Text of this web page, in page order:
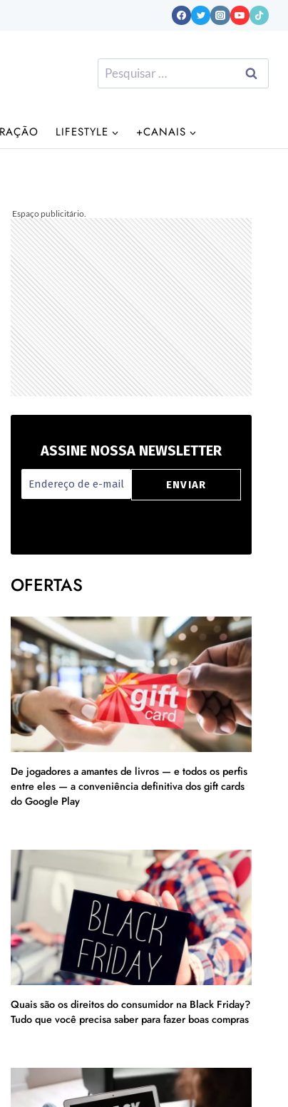
Pesquisar
por:
LIFESTYLE +CANAIS
ASSINE NOSSA NEWSLETTER
OFERTAS
De jogadores a amantes de livros — e todos os perfis
entre eles — a conveniência definitiva dos gift cards
do Google Play
Quais são os direitos do consumidor na Black Friday?
Tudo que você precisa saber para fazer boas compras